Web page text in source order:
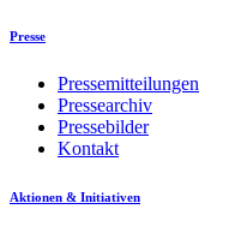
Presse
Pressemitteilungen
Pressearchiv
Pressebilder
Kontakt
Aktionen & Initiativen